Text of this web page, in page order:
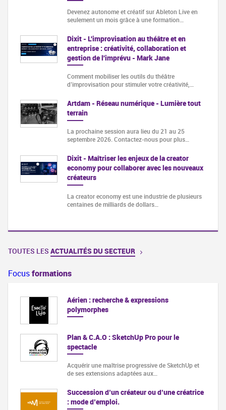
Devenez autonome et créatif sur Ableton Live en
seulement un mois grâce à une formation…
Dixit - L'improvisation au théâtre et en
entreprise : créativité, collaboration et
gestion de l'imprévu - Mark Jane
Comment mobiliser les outils du théâtre
d’improvisation pour stimuler votre créativité,…
Artdam - Réseau numérique - Lumière tout
terrain
La prochaine session aura lieu du 21 au 25
septembre 2026. Contactez-nous pour plus…
Dixit - Maîtriser les enjeux de la creator
economy pour collaborer avec les nouveaux
créateurs
La creator economy est une industrie de plusieurs
centaines de milliards de dollars…
TOUTES LES ACTUALITÉS DU SECTEUR
Focusformations
Aérien : recherche & expressions
polymorphes
Plan & C.A.O : SketchUp Pro pour le
spectacle
Acquérir une maîtrise progressive de SketchUp et
de ses extensions adaptées aux…
Succession d’un créateur ou d’une créatrice
: mode d’emploi.